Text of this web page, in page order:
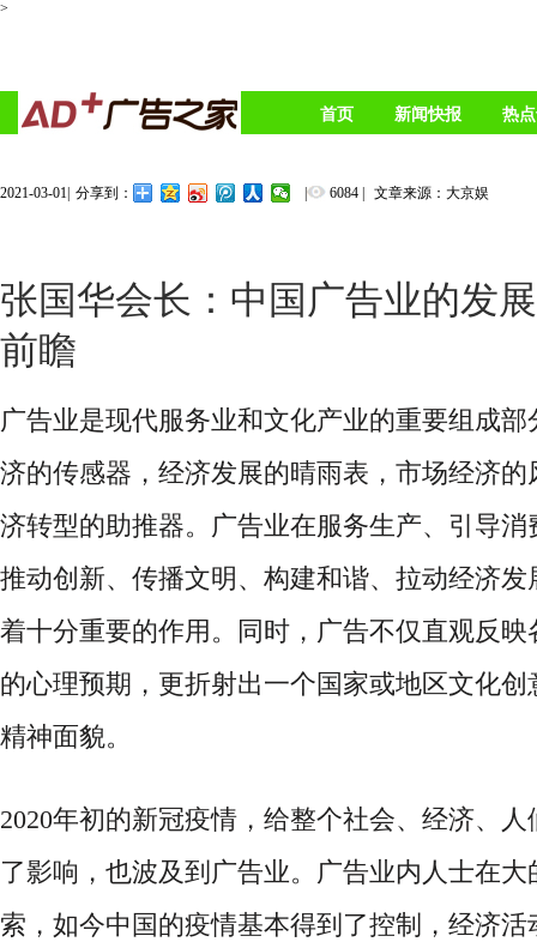
>
首页 新闻快报 热
2021-03-01| 分享到： | 6084 | 文章来源：大京娱
张国华会长：中国广告业的发
前瞻
广告业是现代服务业和文化产业的重要组成部
济的传感器，经济发展的晴雨表，市场经济的
济转型的助推器。广告业在服务生产、引导消
推动创新、传播文明、构建和谐、拉动经济发
着十分重要的作用。同时，广告不仅直观反映
的心理预期，更折射出一个国家或地区文化
精神面貌。
2020年初的新冠疫情，给整个社会、经济、
了影响，也波及到广告业。广告业内人士在
索，如今中国的疫情基本得到了控制，经济